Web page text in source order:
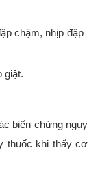
chậm, nhịp đập
giật.
biến chứng nguy
thuốc khi thấy cơ